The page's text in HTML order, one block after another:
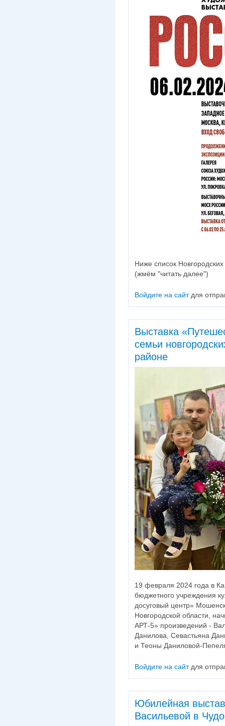
Ниже список
(жмём "читать далее")
Войдите на сайтдля
Выставка
семьи
районе
19 февраля 2024 года в
бюджетного учреждения
досуговый центр»
Новгородской области,
АРТ-5» произведений -
Данилова, Севастьяна
и Теоны Даниловой-
Войдите на сайтдля
Юбилейная
Васильевой в